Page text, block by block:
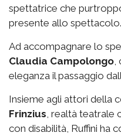
spettatrice che
presente allo spettacolo.
Ad accompagnare lo
Claudia Campolongo
eleganza il passaggio
Insieme agli attori della
Frinzius , realtà teatrale
con disabilità, Ruffini ha